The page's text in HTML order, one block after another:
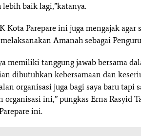
lebih baik lagi,”katanya.
Kota Parepare ini juga mengajak agar
Amanah sebagai
memiliki tanggung jawab bersama
dibutuhkan kebersamaan dan
organisasi juga bagi saya baru
organisasi ini,” pungkas Erna Rasyid
ini.